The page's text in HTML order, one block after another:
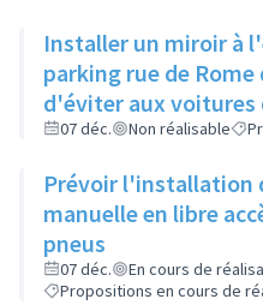
Installer un miroir à
parking rue de
d'éviter aux voitures
07 déc. Non réalisable
Prévoir l'installation
manuelle en libre
pneus
07 déc.
En cours de
Propositions en cours de